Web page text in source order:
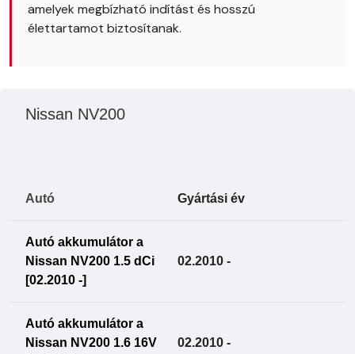
amelyek megbízható indítást és hosszú
élettartamot biztosítanak.
Nissan NV200
Autó Gyártási év
Autó akkumulátor a
Nissan NV200 1.5 dCi
[02.2010 -]
02.2010 -
Autó akkumulátor a
Nissan NV200 1.6 16V
02.2010 -